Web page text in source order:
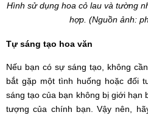
Hình sử dụng hoa cỏ lau và tường
hợp. (Nguồn ảnh:
Tự sáng tạo hoa văn
Nếu bạn có sự sáng tạo, không
bắt gặp một tình huống hoặc đối
sáng tạo của bạn không bị giới hạn
tượng của chính bạn. Vậy nên,